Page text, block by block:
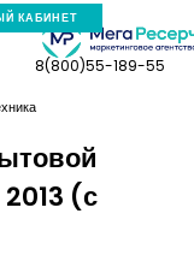
КАБИНЕТ
8(800)55-189-55
(с